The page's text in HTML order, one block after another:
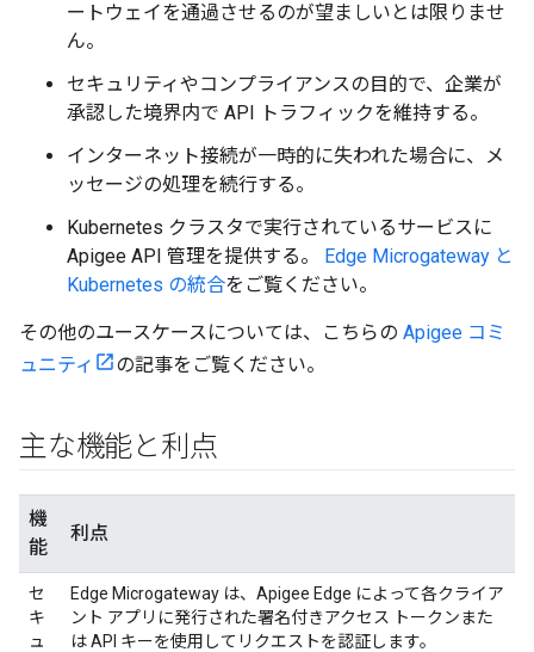
ートウェイを通過させるのが望ましいとは限りませ
ん。
セキュリティやコンプライアンスの目的で、企業が
承認した境界内で API トラフィックを維持する。
インターネット接続が一時的に失われた場合に、メ
ッセージの処理を続行する。
Kubernetes クラスタで実行されているサービスに
Apigee API 管理を提供する。
Edge Microgateway と
Kubernetes の統合をご覧ください。
その他のユースケースについては、こちらの Apigee コミ
ュニティ
の記事をご覧ください。
主な機能と利点
機
能
利点
セ
キ
ュ
Edge Microgateway は、Apigee Edge によって各クライア
ント アプリに発行された署名付きアクセス トークンまた
は API キーを使用してリクエストを認証します。